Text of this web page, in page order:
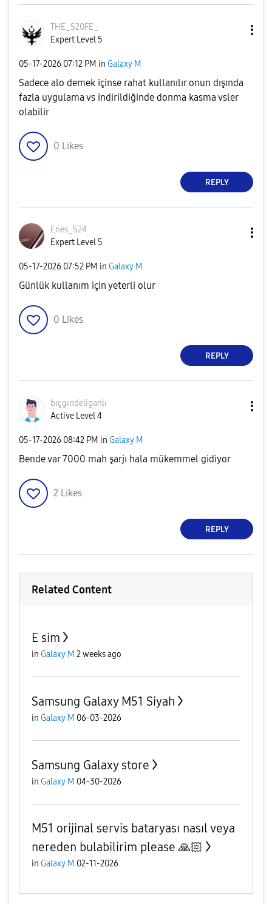
THE_S20FE_
Expert Level 5
‎05-17-2026 07:12 PM in Galaxy M
Sadece alo demek içinse rahat kullanılır onun dışında
fazla uygulama vs indirildiğinde donma kasma vsler
olabilir
0 Likes
REPLY
Enes_S24
Expert Level 5
‎05-17-2026 07:52 PM in Galaxy M
Günlük kullanım için yeterli olur
0 Likes
REPLY
bıçgındeliganlı
Active Level 4
‎05-17-2026 08:42 PM in Galaxy M
Bende var 7000 mah şarjı hala mükemmel gidiyor
2 Likes
REPLY
Related Content
E sim
in Galaxy M 2 weeks ago
Samsung Galaxy M51 Siyah
in Galaxy M 06-03-2026
Samsung Galaxy store
in Galaxy M 04-30-2026
M51 orijinal servis bataryası nasıl veya
nereden bulabilirim please 🙏🏻
in Galaxy M 02-11-2026